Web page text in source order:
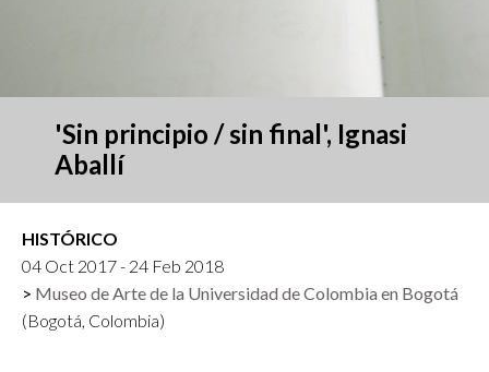
'Sin principio / sin final', Ignasi
Aballí
HISTÓRICO
04 Oct 2017 - 24 Feb 2018
Museo de Arte de la Universidad de Colombia en Bogotá
(Bogotá, Colombia)